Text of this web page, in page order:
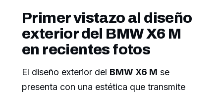
Primer vistazo al diseño
exterior del BMW X6 M
en recientes fotos
El diseño exterior del BMW X6 M se
presenta con una estética que transmite